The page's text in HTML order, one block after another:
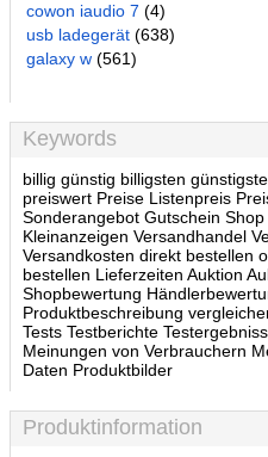
cowon iaudio 7 (4)
usb ladegerät (638)
galaxy w (561)
Keywords
billig günstig billigsten
preiswert Preise Listenpreis
Sonderangebot Gutschein
Kleinanzeigen Versandhandel
Versandkosten direkt bestellen
bestellen Lieferzeiten Auktion
Shopbewertung
Produktbeschreibung
Tests Testberichte
Meinungen von Verbrauchern
Daten Produktbilder
Produktinformation